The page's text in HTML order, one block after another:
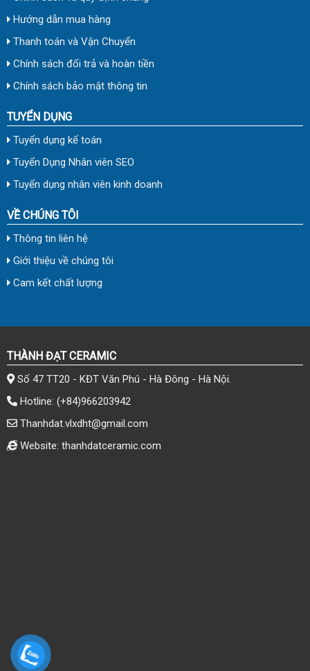
Hướng dẫn mua hàng
Thanh toán và Vận Chuyển
Chính sách đổi trả và hoàn tiền
Chính sách bảo mật thông tin
TUYỂN DỤNG
Tuyển dụng kế toán
Tuyển Dụng Nhân viên SEO
Tuyển dụng nhân viên kinh doanh
VỀ CHÚNG TÔI
Thông tin liên hệ
Giới thiệu về chúng tôi
Cam kết chất lượng
THÀNH ĐẠT CERAMIC
Số 47 TT20 - KĐT Văn Phú - Hà Đông - Hà Nội.
Hotline: (+84)966203942
Thanhdat.vlxdht@gmail.com
Website: thanhdatceramic.com